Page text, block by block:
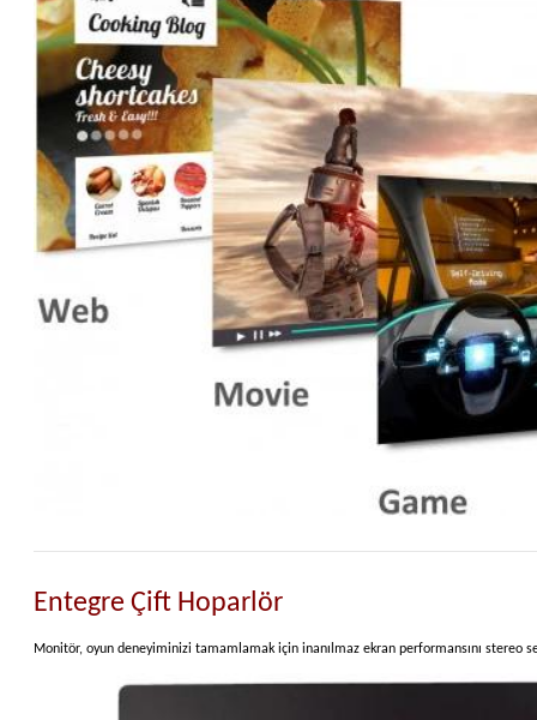
Entegre Çift Hoparlör
Monitör, oyun deneyiminizi tamamlamak için inanılmaz ekran performansını stereo